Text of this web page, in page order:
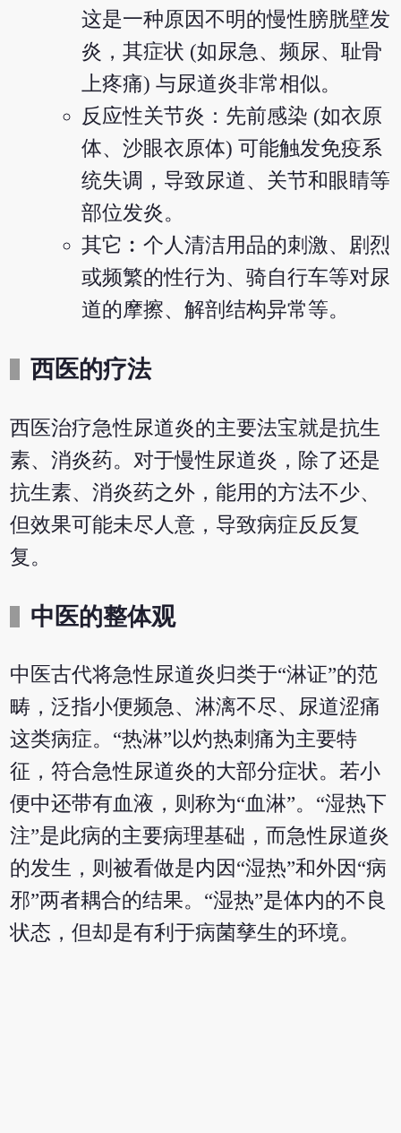
这是一种原因不明的慢性膀胱壁发
炎，其症状 (如尿急、频尿、耻骨
上疼痛) 与尿道炎非常相似。
反应性关节炎：先前感染 (如衣原
体、沙眼衣原体) 可能触发免疫系
统失调，导致尿道、关节和眼睛等
部位发炎。
其它︰个人清洁用品的刺激、剧烈
或频繁的性行为、骑自行车等对尿
道的摩擦、解剖结构异常等。
西医的疗法
西医治疗急性尿道炎的主要法宝就是抗生
素、消炎药。对于慢性尿道炎，除了还是
抗生素、消炎药之外，能用的方法不少、
但效果可能未尽人意，导致病症反反复
复。
中医的整体观
中医古代将急性尿道炎归类于“淋证”的范
畴，泛指小便频急、淋漓不尽、尿道涩痛
这类病症。“热淋”以灼热刺痛为主要特
征，符合急性尿道炎的大部分症状。若小
便中还带有血液，则称为“血淋”。“湿热下
注”是此病的主要病理基础，而急性尿道炎
的发生，则被看做是内因“湿热”和外因“病
邪”两者耦合的结果。“湿热”是体内的不良
状态，但却是有利于病菌孳生的环境。